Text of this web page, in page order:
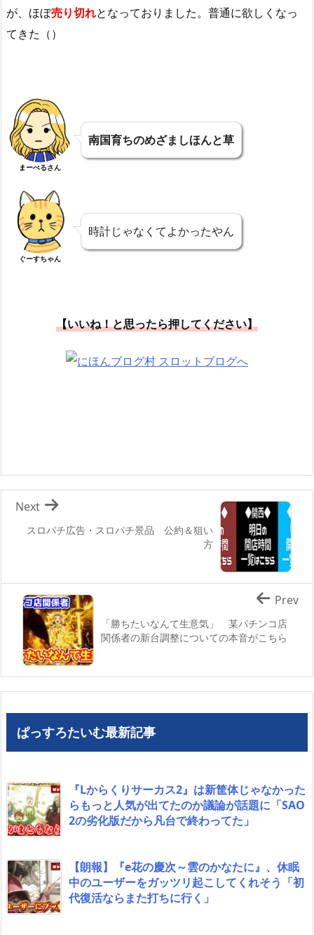
が、ほぼ売り切れとなっておりました。普通に欲しくなっ
てきた（）
まーべるさん
南国育ちのめざましほんと草
ぐーすちゃん
時計じゃなくてよかったやん
【いいね！と思ったら押してください】
スロパチ広告・スロパチ景品 公約＆狙い
方
Next
「勝ちたいなんて生意気」 某パチンコ店
関係者の新台調整についての本音がこちら
Prev
ぱっすろたいむ最新記事
『Lからくりサーカス2』は新筐体じゃなかった
らもっと人気が出てたのか議論が話題に「SAO
2の劣化版だから凡台で終わってた」
【朗報】『e花の慶次～雲のかなたに』、休眠
中のユーザーをガッツリ起こしてくれそう「初
代復活ならまた打ちに行く」